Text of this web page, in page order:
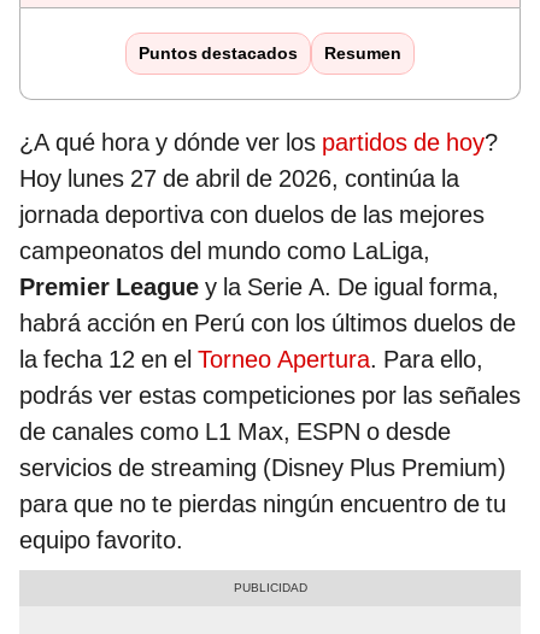
Puntos destacados Resumen
¿A qué hora y dónde ver los partidos de hoy?
Hoy lunes 27 de abril de 2026, continúa la
jornada deportiva con duelos de las mejores
campeonatos del mundo como LaLiga,
Premier League y la Serie A. De igual forma,
habrá acción en Perú con los últimos duelos de
la fecha 12 en el Torneo Apertura. Para ello,
podrás ver estas competiciones por las señales
de canales como L1 Max, ESPN o desde
servicios de streaming (Disney Plus Premium)
para que no te pierdas ningún encuentro de tu
equipo favorito.